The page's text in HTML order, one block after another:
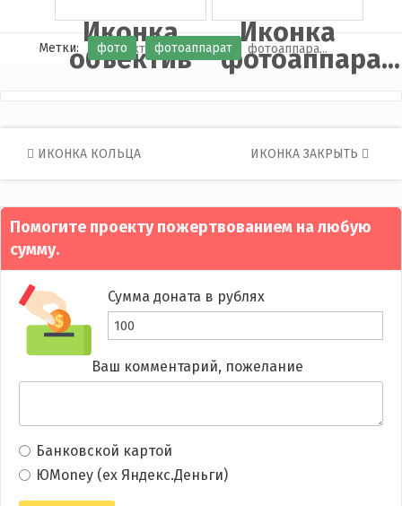
Иконка
объектив
Иконка
фотоаппара...
Метки: фото фотоаппарат
Post
navigation
ИКОНКА КОЛЬЦА ИКОНКА ЗАКРЫТЬ
Помогите проекту пожертвованием на любую
сумму.
Сумма доната в рублях
Ваш комментарий, пожелание
Банковской картой
ЮMoney (ex Яндекс.Деньги)